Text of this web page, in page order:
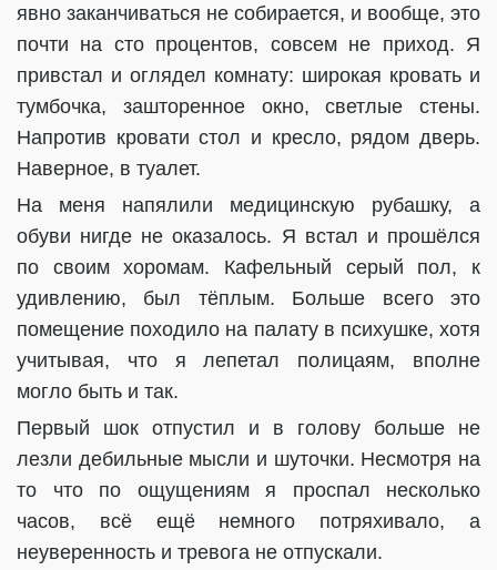
явно заканчиваться не собирается, и вообще, это
почти на сто процентов, совсем не приход. Я
привстал и оглядел комнату: широкая кровать и
тумбочка, зашторенное окно, светлые стены.
Напротив кровати стол и кресло, рядом дверь.
Наверное, в туалет.
На меня напялили медицинскую рубашку, а
обуви нигде не оказалось. Я встал и прошёлся
по своим хоромам. Кафельный серый пол, к
удивлению, был тёплым. Больше всего это
помещение походило на палату в психушке, хотя
учитывая, что я лепетал полицаям, вполне
могло быть и так.
Первый шок отпустил и в голову больше не
лезли дебильные мысли и шуточки. Несмотря на
то что по ощущениям я проспал несколько
часов, всё ещё немного потряхивало, а
неуверенность и тревога не отпускали.